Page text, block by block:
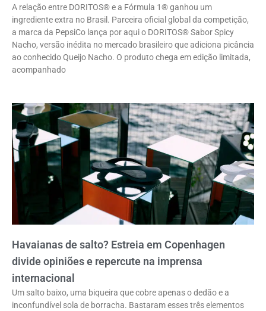
A relação entre DORITOS® e a Fórmula 1® ganhou um
ingrediente extra no Brasil. Parceira oficial global da competição,
a marca da PepsiCo lança por aqui o DORITOS® Sabor Spicy
Nacho, versão inédita no mercado brasileiro que adiciona picância
ao conhecido Queijo Nacho. O produto chega em edição limitada,
acompanhado
Havaianas de salto? Estreia em Copenhagen
divide opiniões e repercute na imprensa
internacional
Um salto baixo, uma biqueira que cobre apenas o dedão e a
inconfundível sola de borracha. Bastaram esses três elementos